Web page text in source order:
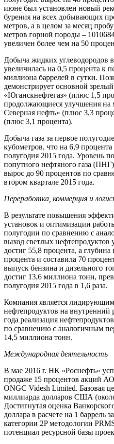
июне был установлен новый
бурения на всех добывающих
метров, а в целом за месяц
метров горной породы –
увеличен более чем на 50
Добыча жидких углеводородов
увеличилась на 0,5 процента к
миллиона баррелей в сутки.
демонстрирует основной
«Юганскнефтегаз» (плюс 1,5
продолжающиеся улучшения на
Северная нефть» (плюс 3,3
(плюс 3,1 процента).
Добыча газа за первое
кубометров, что на 6,9
полугодия 2015 года. Уровень
попутного нефтяного газа
вырос до 90 процентов по
втором квартале 2015 года.
Переработка, коммерция и
В результате повышения
установок и оптимизации
полугодии по сравнению с
выход светлых нефтепродуктов
достиг 55,8 процента, а
процента и составила 70
выпуск бензина и дизельного
достиг 13,6 миллиона тонн,
полугодия 2015 года в 1,6 раза.
Компания является
нефтепродуктов на внутренний
года реализация
по сравнению с аналогичным
14,5 миллиона тонн.
Международная деятельность
В мае 2016 г. НК «Роснефть»
продаже 15 процентов акций
ONGC Videsh Limited. Базовая
миллиарда долларов США
Достигнутая оценка
доллара в расчете на 1 баррель
категории 2P методологии
потенциал ресурсной базы